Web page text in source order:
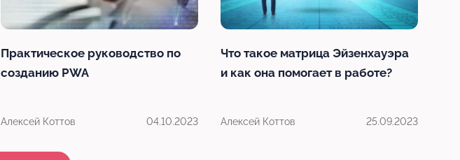
Практическое руководство по
созданию PWA
Алексей Коттов 04.10.2023
Что такое матрица Эйзенхауэра
и как она помогает в работе?
Алексей Коттов 25.09.2023